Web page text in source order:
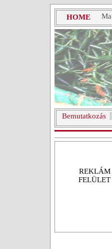
HOME Ma
Bemutatkozás
REKLÁM
FELÜLET